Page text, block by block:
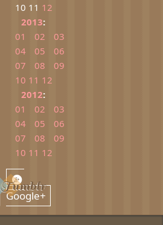
Google+
10 11 12
2013:
01
02
03
04
05
06
07
08
09
10 11 12
2012:
01
02
03
04
05
06
07
08
09
10 11 12
Tumblr